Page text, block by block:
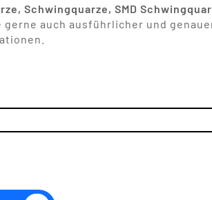
Schwingquarze, SMD
gerne auch ausführlicher und